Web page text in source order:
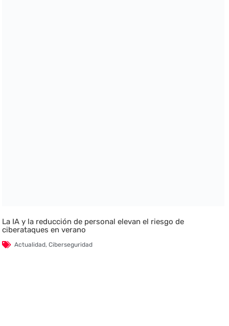
La IA y la reducción de personal elevan el riesgo de
ciberataques en verano
Actualidad,Ciberseguridad